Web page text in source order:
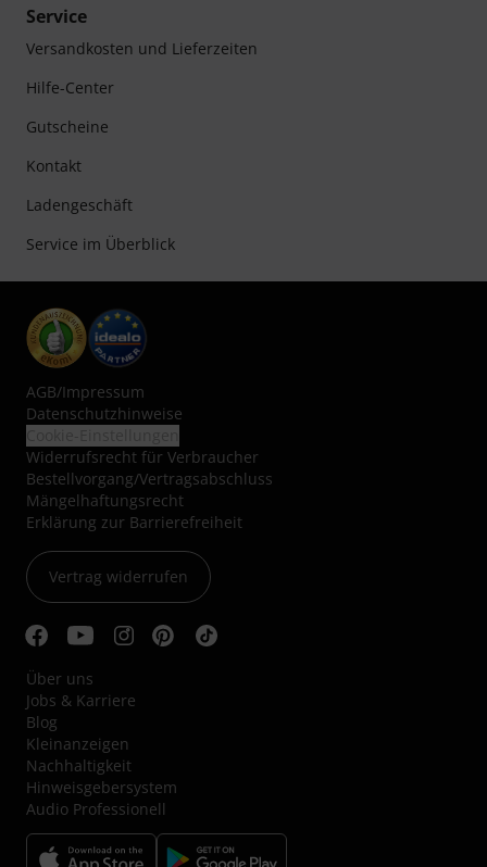
Service
Versandkosten und Lieferzeiten
Hilfe-Center
Gutscheine
Kontakt
Ladengeschäft
Service im Überblick
AGB/Impressum
Datenschutzhinweise
Widerrufsrecht für Verbraucher
Bestellvorgang/Vertragsabschluss
Mängelhaftungsrecht
Erklärung zur Barrierefreiheit
Vertrag widerrufen
Über uns
Jobs & Karriere
Blog
Kleinanzeigen
Nachhaltigkeit
Hinweisgebersystem
Audio Professionell